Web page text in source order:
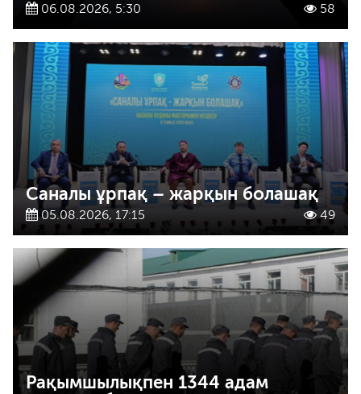
06.08.2026, 5:30 58
Саналы ұрпақ – жарқын болашақ
05.08.2026, 17:15 49
Рақымшылықпен 1344 адам